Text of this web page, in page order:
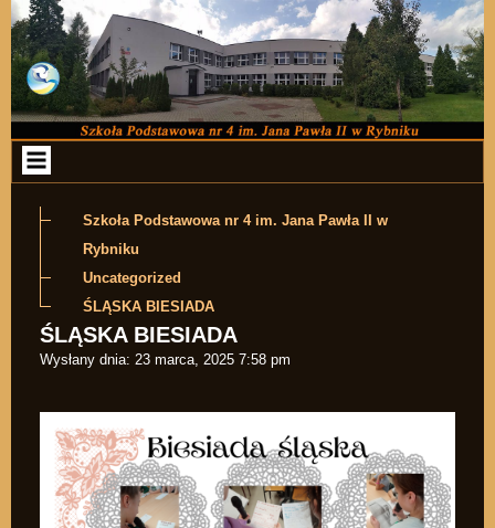
Przejdź do zawartości
Szkoła Podstawowa nr 4 im. Jana Pawła II w
Rybniku
Uncategorized
ŚLĄSKA BIESIADA
ŚLĄSKA BIESIADA
Wysłany dnia: 23 marca, 2025 7:58 pm